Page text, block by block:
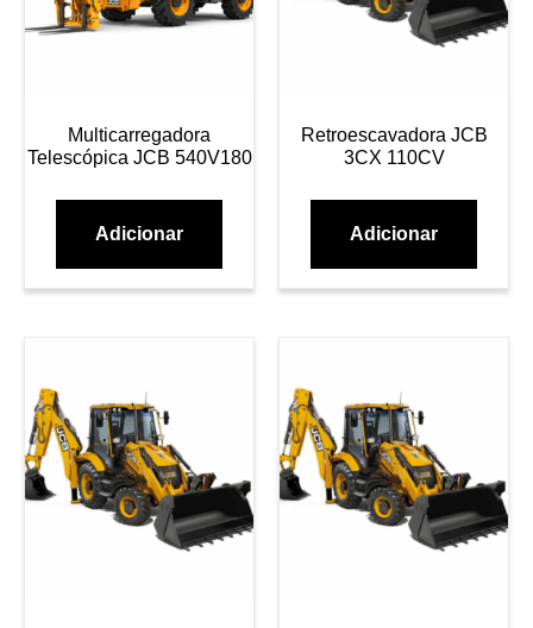
Multicarregadora
Telescópica JCB 540V180
Adicionar
Retroescavadora JCB
3CX 110CV
Adicionar